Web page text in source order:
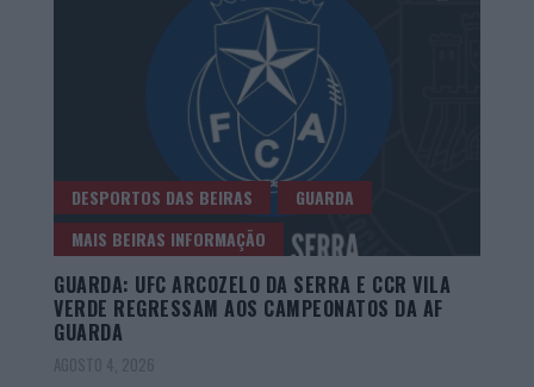
DESPORTOS DAS BEIRAS
GUARDA
MAIS BEIRAS INFORMAÇÃO
GUARDA: UFC ARCOZELO DA SERRA E CCR VILA
VERDE REGRESSAM AOS CAMPEONATOS DA AF
GUARDA